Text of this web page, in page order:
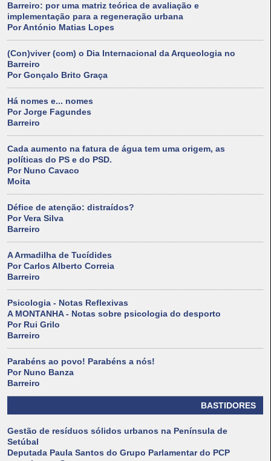
Barreiro: por uma matriz teórica de avaliação e
implementação para a regeneração urbana
Por António Matias Lopes
(Con)viver (com) o Dia Internacional da Arqueologia no
Barreiro
Por Gonçalo Brito Graça
Há nomes e... nomes
Por Jorge Fagundes
Barreiro
Cada aumento na fatura de água tem uma origem, as
políticas do PS e do PSD.
Por Nuno Cavaco
Moita
Défice de atenção: distraídos?
Por Vera Silva
Barreiro
A Armadilha de Tucídides
Por Carlos Alberto Correia
Barreiro
Psicologia - Notas Reflexivas
A MONTANHA - Notas sobre psicologia do desporto
Por Rui Grilo
Barreiro
Parabéns ao povo! Parabéns a nós!
Por Nuno Banza
Barreiro
BASTIDORES
Gestão de resíduos sólidos urbanos na Península de
Setúbal
Deputada Paula Santos do Grupo Parlamentar do PCP